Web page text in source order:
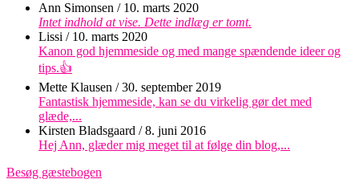
Ann Simonsen / 10. marts 2020
Intet indhold at vise. Dette indlæg er tomt.
Lissi / 10. marts 2020
Kanon god hjemmeside og med mange spændende ideer og
tips.👍
Mette Klausen /30. september 2019
Fantastisk hjemmeside, kan se du virkelig gør det med
glæde,...
Kirsten Bladsgaard /8. juni 2016
Hej Ann, glæder mig meget til at følge din blog,...
Besøg gæstebogen